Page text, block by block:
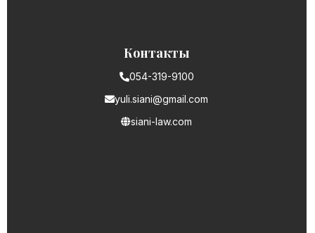
Контакты
054-319-9100
yuli.siani@gmail.com
siani-law.com